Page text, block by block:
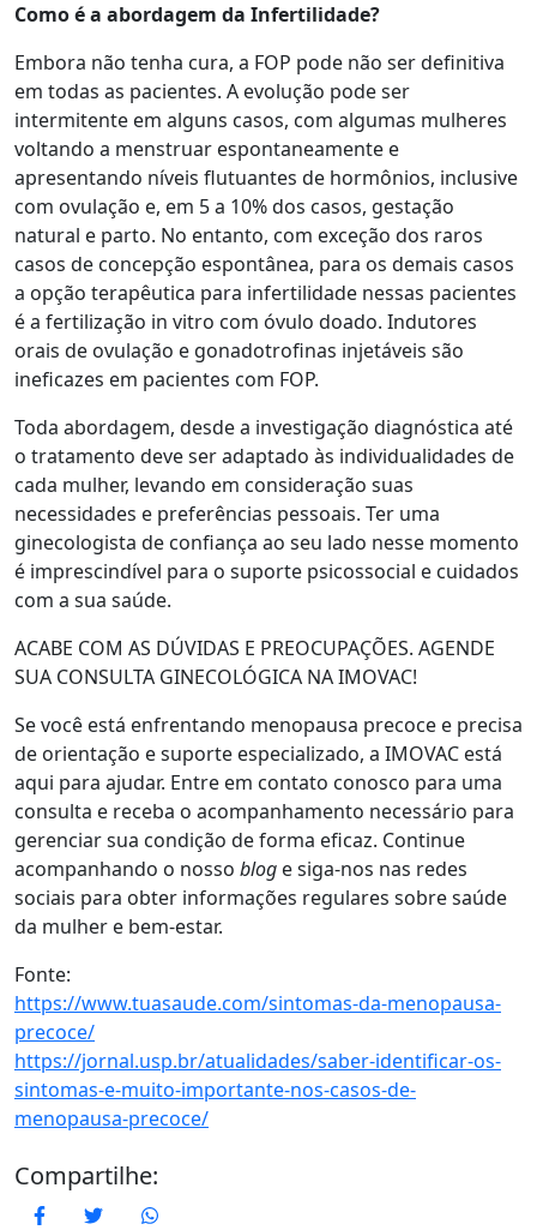
Como é a abordagem da Infertilidade?
Embora não tenha cura, a FOP pode não ser definitiva
em todas as pacientes. A evolução pode ser
intermitente em alguns casos, com algumas mulheres
voltando a menstruar espontaneamente e
apresentando níveis flutuantes de hormônios, inclusive
com ovulação e, em 5 a 10% dos casos, gestação
natural e parto. No entanto, com exceção dos raros
casos de concepção espontânea, para os demais casos
a opção terapêutica para infertilidade nessas pacientes
é a fertilização in vitro com óvulo doado. Indutores
orais de ovulação e gonadotrofinas injetáveis são
ineficazes em pacientes com FOP.
Toda abordagem, desde a investigação diagnóstica até
o tratamento deve ser adaptado às individualidades de
cada mulher, levando em consideração suas
necessidades e preferências pessoais. Ter uma
ginecologista de confiança ao seu lado nesse momento
é imprescindível para o suporte psicossocial e cuidados
com a sua saúde.
ACABE COM AS DÚVIDAS E PREOCUPAÇÕES. AGENDE
SUA CONSULTA GINECOLÓGICA NA IMOVAC!
Se você está enfrentando menopausa precoce e precisa
de orientação e suporte especializado, a IMOVAC está
aqui para ajudar. Entre em contato conosco para uma
consulta e receba o acompanhamento necessário para
gerenciar sua condição de forma eficaz. Continue
acompanhando o nosso blog e siga-nos nas redes
sociais para obter informações regulares sobre saúde
da mulher e bem-estar.
Fonte:
https://www.tuasaude.com/sintomas-da-menopausa-
precoce/
https://jornal.usp.br/atualidades/saber-identificar-os-
sintomas-e-muito-importante-nos-casos-de-
menopausa-precoce/
Compartilhe:
FacebookTwitterWhatsApp